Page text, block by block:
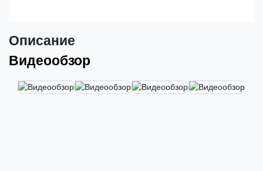
Описание
Видеообзор